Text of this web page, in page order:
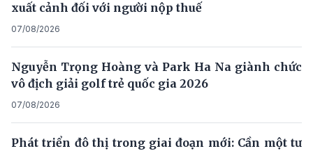
xuất cảnh đối với người nộp thuế
07/08/2026
Nguyễn Trọng Hoàng và Park Ha Na giành chức
vô địch giải golf trẻ quốc gia 2026
07/08/2026
Phát triển đô thị trong giai đoạn mới: Cần một tư